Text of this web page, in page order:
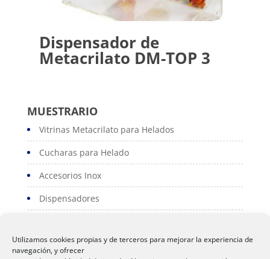
Utilizamos cookies propias y de terceros para mejorar la experiencia de
navegación, y ofrecer
Dispensador de
Metacrilato DM-TOP 3
MUESTRARIO
Vitrinas Metacrilato para Helados
Cucharas para Helado
Accesorios Inox
Dispensadores
Serviconos